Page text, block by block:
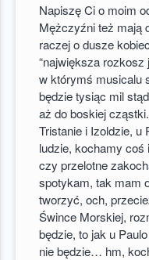
Napiszę Ci o moim
Mężczyźni też mają
raczej o dusze
“największa
w którymś musicalu
będzie tysiąc mil
aż do boskiej
Tristanie i Izoldzie,
ludzie, kochamy coś
czy przelotne
spotykam, tak mam
tworzyć, och,
Śwince Morskiej,
będzie, to jak u
nie będzie… hm,